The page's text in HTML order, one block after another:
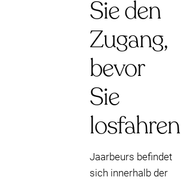
Sie den
Zugang,
bevor
Sie
losfahren
Jaarbeurs befindet
sich innerhalb der